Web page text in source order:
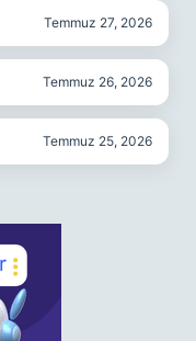
Temmuz 27, 2026
Temmuz 26, 2026
Temmuz 25, 2026